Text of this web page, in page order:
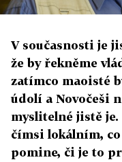
V současnosti je
že by řekněme
zatímco maoisté
údolí a Novočeši
myslitelné jistě je.
čímsi lokálním, co
pomine, či je to